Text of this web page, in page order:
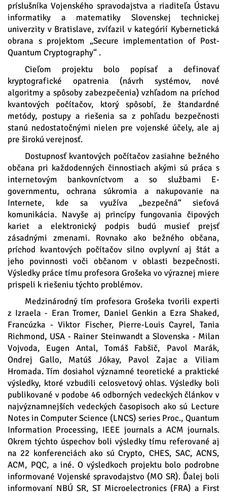
príslušníka Vojenského spravodajstva a riaditeľa Ústavu
informatiky a matematiky Slovenskej technickej
univerzity v Bratislave, zvíťazil v kategórií Kybernetická
obrana s projektom „Secure implementation of Post-
Quantum Cryptography“ .
Cieľom projektu bolo popísať a definovať
kryptografické opatrenia (návrh systémov, nové
algoritmy a spôsoby zabezpečenia) vzhľadom na príchod
kvantových počítačov, ktorý spôsobí, že štandardné
metódy, postupy a riešenia sa z pohľadu bezpečnosti
stanú nedostatočnými nielen pre vojenské účely, ale aj
pre širokú verejnosť.
Dostupnosť kvantových počítačov zasiahne bežného
občana pri každodenných činnostiach akými sú práca s
internetovým bankovníctvom a so službami E-
governmentu, ochrana súkromia a nakupovanie na
Internete, kde sa využíva „bezpečná“ sieťová
komunikácia. Navyše aj princípy fungovania čipových
kariet a elektronický podpis budú musieť prejsť
zásadnými zmenami. Rovnako ako bežného občana,
príchod kvantových počítačov silno ovplyvní aj štát a
jeho povinnosti voči občanom v oblasti bezpečnosti.
Výsledky práce tímu profesora Grošeka vo výraznej miere
prispeli k riešeniu týchto problémov.
Medzinárodný tím profesora Grošeka tvorili experti
z Izraela - Eran Tromer, Daniel Genkin a Ezra Shaked,
Francúzka - Viktor Fischer, Pierre-Louis Cayrel, Tania
Richmond, USA - Rainer Steinwandt a Slovenska - Milan
Vojvoda, Eugen Antal, Tomáš Fabšič, Pavol Marák,
Ondrej Gallo, Matúš Jókay, Pavol Zajac a Viliam
Hromada. Tím dosiahol významné teoretické a praktické
výsledky, ktoré vzbudili celosvetový ohlas. Výsledky boli
publikované v podobe 46 odborných vedeckých článkov v
najvýznamnejších vedeckých časopisoch ako sú Lecture
Notes in Computer Science (LNCS) series Proc., Quantum
Information Processing, IEEE journals a ACM journals.
Okrem týchto úspechov boli výsledky tímu referované aj
na 22 konferenciách ako sú Crypto, CHES, SAC, ACNS,
ACM, PQC, a iné. O výsledkoch projektu bolo podrobne
informované Vojenské spravodajstvo (MO SR). Ďalej boli
informovaní NBÚ SR, ST Microelectronics (FRA) a First